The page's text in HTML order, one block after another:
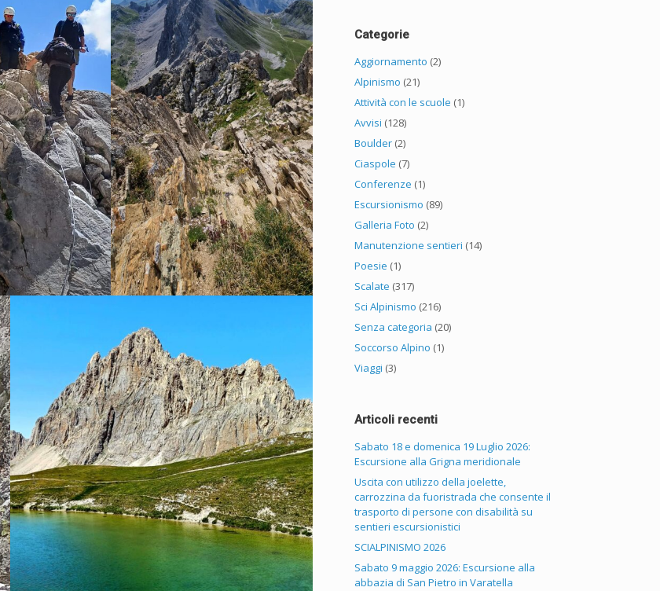
Categorie
Aggiornamento (2)
Alpinismo (21)
Attività con le scuole (1)
Avvisi (128)
Boulder (2)
Ciaspole (7)
Conferenze (1)
Escursionismo (89)
Galleria Foto (2)
Manutenzione sentieri (14)
Poesie (1)
Scalate (317)
Sci Alpinismo (216)
Senza categoria (20)
Soccorso Alpino (1)
Viaggi (3)
Articoli recenti
Sabato 18 e domenica 19 Luglio 2026:
Escursione alla Grigna meridionale
Uscita con utilizzo della joelette,
carrozzina da fuoristrada che consente il
trasporto di persone con disabilità su
sentieri escursionistici
SCIALPINISMO 2026
Sabato 9 maggio 2026: Escursione alla
abbazia di San Pietro in Varatella